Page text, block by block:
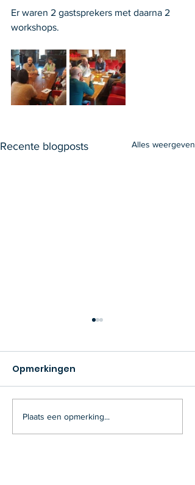
Er waren 2 gastsprekers met daarna 2
workshops.
Recente blogposts Alles weergeven
“Grondgenoten” BIB
Heusden
Opmerkingen
Plaats een opmerking...